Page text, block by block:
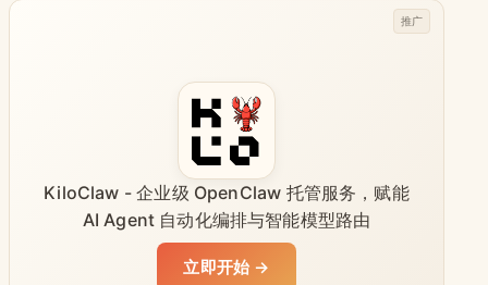
KiloClaw - 企业级 OpenClaw 托管服务，赋能
AI Agent 自动化编排与智能模型路由
立即开始 →
推广